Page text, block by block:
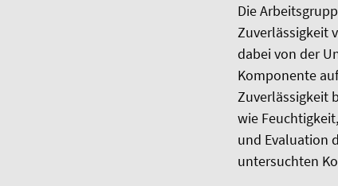
Die
Zuverlässigkeit
dabei von der
Komponente
Zuverlässigkeit
wie
und Evaluation
untersuchten